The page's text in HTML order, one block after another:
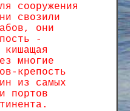
сооружения
свозили
они
-
многие
крепость
из самых
портов